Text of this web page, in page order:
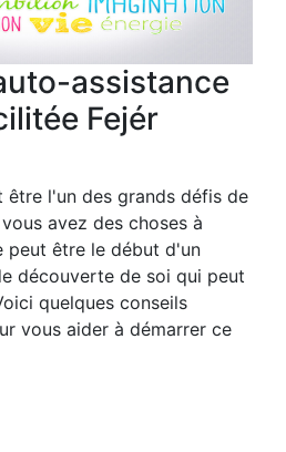
assistance
Fejér
être l'un des grands défis de
avez des choses à
peut être le début d'un
découverte de soi qui peut
quelques conseils
vous aider à démarrer ce